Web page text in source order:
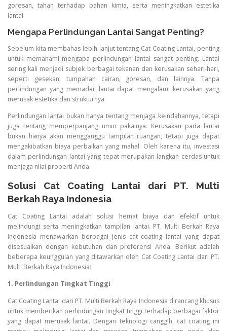
goresan, tahan terhadap bahan kimia, serta meningkatkan estetika
lantai.
Mengapa Perlindungan Lantai Sangat Penting?
Sebelum kita membahas lebih lanjut tentang Cat Coating Lantai, penting
untuk memahami mengapa perlindungan lantai sangat penting. Lantai
sering kali menjadi subjek berbagai tekanan dan kerusakan sehari-hari,
seperti gesekan, tumpahan cairan, goresan, dan lainnya. Tanpa
perlindungan yang memadai, lantai dapat mengalami kerusakan yang
merusak estetika dan strukturnya.
Perlindungan lantai bukan hanya tentang menjaga keindahannya, tetapi
juga tentang memperpanjang umur pakainya. Kerusakan pada lantai
bukan hanya akan mengganggu tampilan ruangan, tetapi juga dapat
mengakibatkan biaya perbaikan yang mahal. Oleh karena itu, investasi
dalam perlindungan lantai yang tepat merupakan langkah cerdas untuk
menjaga nilai properti Anda.
Solusi Cat Coating Lantai dari PT. Multi
Berkah Raya Indonesia
Cat Coating Lantai adalah solusi hemat biaya dan efektif untuk
melindungi serta meningkatkan tampilan lantai. PT. Multi Berkah Raya
Indonesia menawarkan berbagai jenis cat coating lantai yang dapat
disesuaikan dengan kebutuhan dan preferensi Anda. Berikut adalah
beberapa keunggulan yang ditawarkan oleh Cat Coating Lantai dari PT.
Multi Berkah Raya Indonesia:
1. Perlindungan Tingkat Tinggi
Cat Coating Lantai dari PT. Multi Berkah Raya Indonesia dirancang khusus
untuk memberikan perlindungan tingkat tinggi terhadap berbagai faktor
yang dapat merusak lantai. Dengan teknologi canggih, cat coating ini